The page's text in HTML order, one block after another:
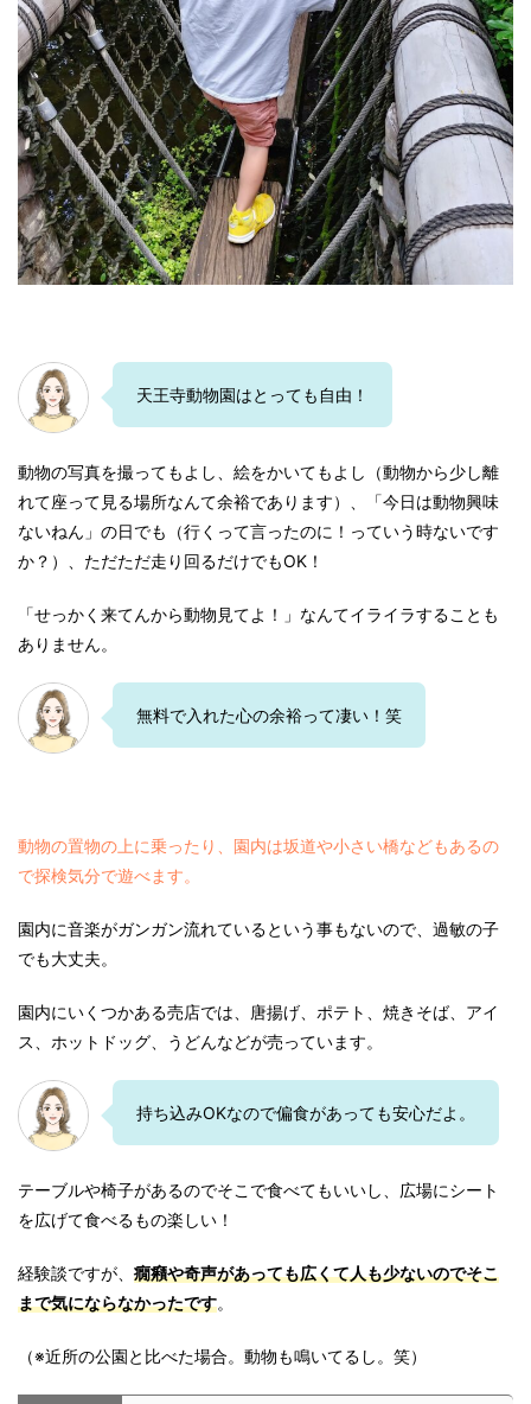
天王寺動物園はとっても自由！
動物の写真を撮ってもよし、絵をかいてもよし（動物から少し離
れて座って見る場所なんて余裕であります）、「今日は動物興味
ないねん」の日でも（行くって言ったのに！っていう時ないです
か？）、ただただ走り回るだけでもOK！
「せっかく来てんから動物見てよ！」なんてイライラすることも
ありません。
無料で入れた心の余裕って凄い！笑
動物の置物の上に乗ったり、園内は坂道や小さい橋などもあるの
で探検気分で遊べます。
園内に音楽がガンガン流れているという事もないので、過敏の子
でも大丈夫。
園内にいくつかある売店では、唐揚げ、ポテト、焼きそば、アイ
ス、ホットドッグ、うどんなどが売っています。
持ち込みOKなので偏食があっても安心だよ。
テーブルや椅子があるのでそこで食べてもいいし、広場にシート
を広げて食べるもの楽しい！
経験談ですが、 癇癪や奇声があっても広くて人も少ないのでそこ
まで気にならなかったです。
（※近所の公園と比べた場合。動物も鳴いてるし。笑）